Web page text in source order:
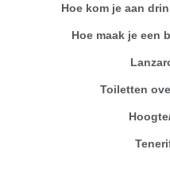
Hoe kom je aan
Hoe maak je een
Toiletten